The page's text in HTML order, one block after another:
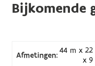
Bijkomende
Afmetingen: 44 m x 22
x 9